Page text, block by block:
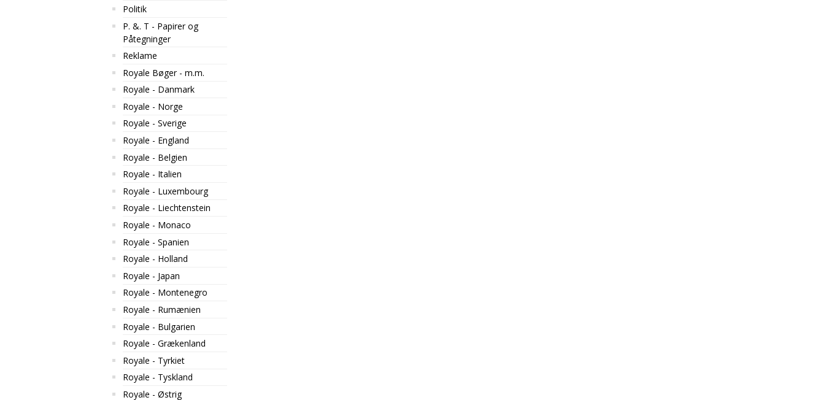
Politik
P. &. T - Papirer og
Påtegninger
Reklame
Royale Bøger - m.m.
Royale - Danmark
Royale - Norge
Royale - Sverige
Royale - England
Royale - Belgien
Royale - Italien
Royale - Luxembourg
Royale - Liechtenstein
Royale - Monaco
Royale - Spanien
Royale - Holland
Royale - Japan
Royale - Montenegro
Royale - Rumænien
Royale - Bulgarien
Royale - Grækenland
Royale - Tyrkiet
Royale - Tyskland
Royale - Østrig